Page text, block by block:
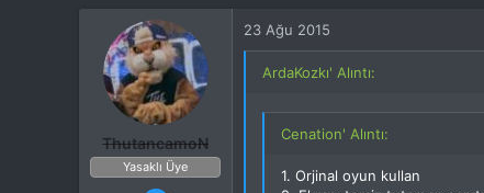
231
İstanbul
Cihaz
LG G4
ROM
H-Rom 7.1.2
ThutancamoN
Yasaklı Üye
23 Ağu 2015
ArdaKozkı' Alıntı:
Cenation' Alıntı:
1. Orjinal oyun kullan